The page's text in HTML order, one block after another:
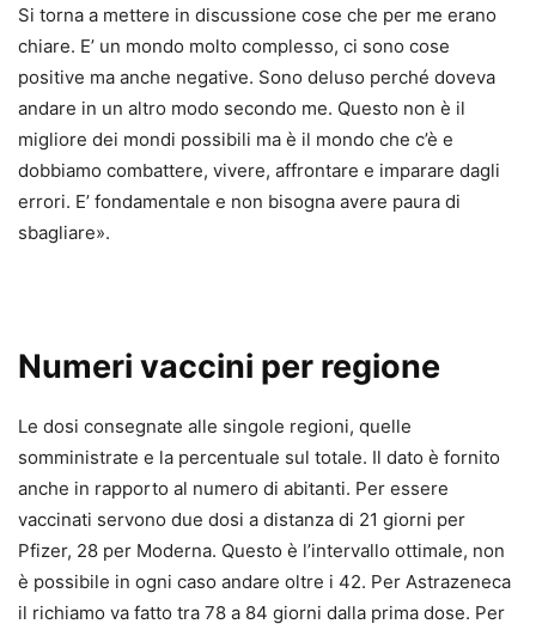
Si torna a mettere in discussione cose che per me erano
chiare. E’ un mondo molto complesso, ci sono cose
positive ma anche negative. Sono deluso perché doveva
andare in un altro modo secondo me. Questo non è il
migliore dei mondi possibili ma è il mondo che c’è e
dobbiamo combattere, vivere, affrontare e imparare dagli
errori. E’ fondamentale e non bisogna avere paura di
sbagliare».
Numeri vaccini per regione
Le dosi consegnate alle singole regioni, quelle
somministrate e la percentuale sul totale. Il dato è fornito
anche in rapporto al numero di abitanti. Per essere
vaccinati servono due dosi a distanza di 21 giorni per
Pfizer, 28 per Moderna. Questo è l’intervallo ottimale, non
è possibile in ogni caso andare oltre i 42. Per Astrazeneca
il richiamo va fatto tra 78 a 84 giorni dalla prima dose. Per